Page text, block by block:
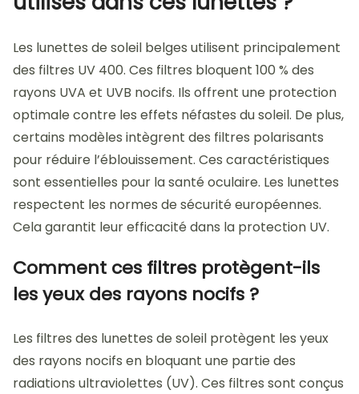
Les lunettes de soleil belges utilisent principalement
des filtres UV 400. Ces filtres bloquent 100 % des
rayons UVA et UVB nocifs. Ils offrent une protection
optimale contre les effets néfastes du soleil. De plus,
certains modèles intègrent des filtres polarisants
pour réduire l’éblouissement. Ces caractéristiques
sont essentielles pour la santé oculaire. Les lunettes
respectent les normes de sécurité européennes.
Cela garantit leur efficacité dans la protection UV.
Comment ces filtres protègent-ils
les yeux des rayons nocifs ?
Les filtres des lunettes de soleil protègent les yeux
des rayons nocifs en bloquant une partie des
radiations ultraviolettes (UV). Ces filtres sont conçus